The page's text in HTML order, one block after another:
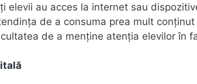
elevii au acces la internet sau
de a consuma prea mult
de a menține atenția elevilor în